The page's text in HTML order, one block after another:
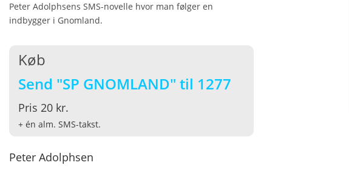
Peter Adolphsens SMS-novelle hvor man følger en
indbygger i Gnomland.
Køb
Send "SP GNOMLAND" til 1277
Pris 20 kr.
+ én alm. SMS-takst.
Peter Adolphsen